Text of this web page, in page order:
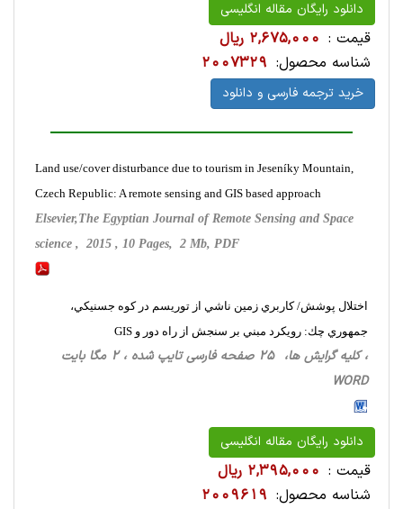
دانلود رایگان مقاله انگلیسی
قیمت : 2,675,000 ریال
شناسه محصول: 2007329
خرید ترجمه فارسی و دانلود
Land use/cover disturbance due to tourism in Jeseníky Mountain,
Czech Republic: A remote sensing and GIS based approach
Elsevier,The Egyptian Journal of Remote Sensing and Space
science , 2015 , 10 Pages, 2 Mb, PDF
اختلال پوشش/ كاربري زمين ناشي از توريسم در كوه جسنيكي،
جمهوري چك: رويكرد مبني بر سنجش از راه دور و GIS
، کلیه گرایش ها، 25 صفحه فارسی تایپ شده ، 2 مگا بایت
WORD
دانلود رایگان مقاله انگلیسی
قیمت : 2,395,000 ریال
شناسه محصول: 2009619